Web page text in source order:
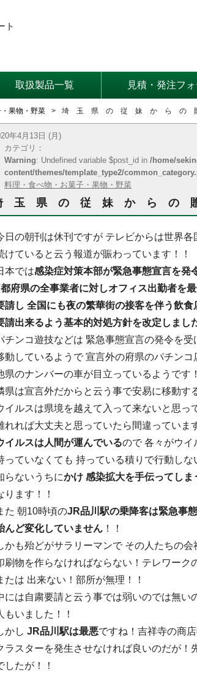
ト
取扱製品一覧 見積・発注フ
果物・野菜 埼 玉 県 の 従 妹 か ら
年4月13日 (月)
カテゴリ：
Warning: Undefined variable $post_id in /home/
content/themes/template_type2/
料理・食べ物・お菓子・果物・野菜
玉 県 の 従 妹 か ら の
日の朝刊は休刊ですが テレビからは世界各
けていると云う報道が賑わっています！！
本では感染症対策本部が緊急事態宣言を発
府県の全事業者に対しオフィス出勤者を
請し 全国にも夜の繁華街の接客を伴う飲食
請出来るよう基本的対処方針を改定しまし
チンコ遊技などは 緊急事態宣言の発令を受
動しているようで 宣言外の府県のパチンコ
県のナンバーの車が目立っているようです
県は宣言外だからと云う事で安易に移動す
イルスは県境を越えて入って来ないと思っ
れれば大丈夫と思っていたら間違っていま
イルスは人間が運んでいるので 各々がウイ
っていなくても 持っている積りで行動しな
らないうちにかけ 感染拡大を手伝ってしま
ります！！
た 朝10時頃のJR品川駅の乗降客は緊急事
んど変化していません ！！
かも殆どがサラリーマンで その人たちの会
刷物を作らなければならない！テレワーク
たは 出来ない！部所が無理！！
には自粛要請と云う事では弱いのでは無い
もいました！！
かし JR品川駅は最悪ですね！吉祥寺の商
ラスターを発生させなければ良いのだが！
したが！！